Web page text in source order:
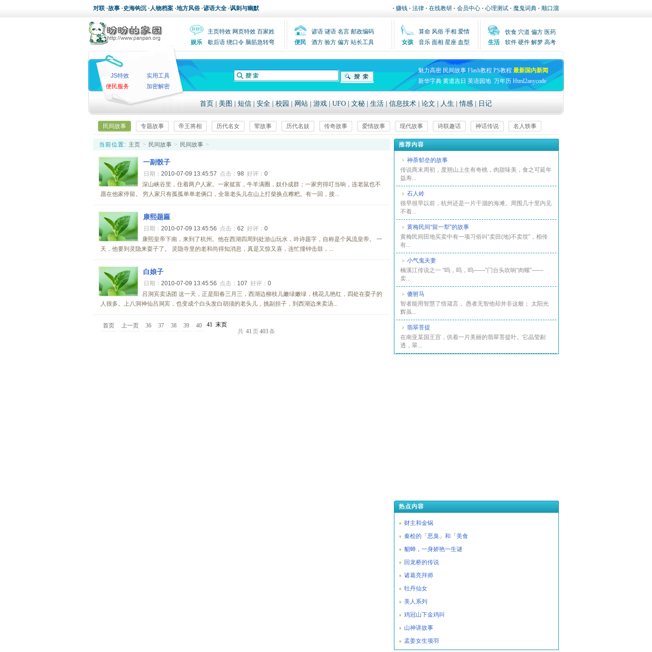
对联 ·故事 ·史海钩沉 ·人物档案 ·地方风俗 ·谚语大全 ·讽刺与幽默 · 赚钱 · 法律 · 在线教研 · 会员中心 · 心理测试 · 魔鬼词典 · 顺口溜
主页特效 网页特效 百家姓
娱乐
歇后语 绕口令 脑筋急转弯
谚语 谜语 名言 邮政编码
便民
酒方 验方 偏方 站长工具
算命 风俗 手相 爱情
女孩
音乐 面相 星座 血型
饮食 穴道 偏方 医药
生活
软件 硬件 解梦 高考
JS特效
实用工具
便民服务
加密解密
魅力高密 民间故事 Flash教程 PS教程 最新国内新闻
新华字典 黄道吉日 英语园地 万年历 Html2anycode
首页 美图 短信 安全 校园 网站 游戏 UFO 文秘 生活 信息技术 论文 人生 |情感 日记
民间故事 专题故事 帝王将相 历代名女 荤故事 历代名妓 传奇故事 爱情故事 现代故事 诗联趣话 神话传说
名人轶事
返回首页
当前位置: 主页 > 民间故事 > 民间故事 >
一副骰子
日期： 2010-07-09 13:45:57 点击： 98 好评： 0
深山峡谷里，住着两户人家。一家挺富，牛羊满圈，奴仆成群；一家穷得叮当响，连老鼠也不
愿在他家停留。 穷人家只有孤孤单单老俩口，全靠老头儿在山上打柴换点糌粑。有一回，接...
康熙题匾
日期： 2010-07-09 13:45:56 点击： 62 好评： 0
康熙皇帝下南，来到了杭州。他在西湖四周到处游山玩水，吟诗题字，自称是个风流皇帝。 一
天，他要到灵隐来耍子了。 灵隐寺里的老和尚得知消息，真是又惊又喜，连忙撞钟击鼓，...
白娘子
日期： 2010-07-09 13:45:56 点击： 107 好评： 0
吕洞宾卖汤团 这一天，正是阳春三月三，西湖边柳枝儿嫩绿嫩绿，桃花儿艳红，四处在耍子的
人很多。上八洞神仙吕洞宾，也变成个白头发白胡须的老头儿，挑副担子，到西湖边来卖汤...
首页 上一页 36 37 38 39 40 41 末页
共 41 页403条
推荐内容
神荼郁垒的故事
传说商末周初，度朔山上生有奇桃，肉甜味美，食之可延年
益寿...
石人岭
很早很早以前，杭州还是一片干涸的海滩。周围几十里内见
不着...
黄梅民间“留一犁”的故事
黄梅民间田地买卖中有一项习俗叫“卖田(地)不卖坟”，相传
有...
小气鬼夫妻
楠溪江传说之一 “呜，呜，呜——”门台头吹响“肉螺”——
卖...
傻驸马
智者能用智慧了悟箴言， 愚者无智他却并非这般； 太阳光
辉虽...
翡翠菩提
在南亚某国王宫，供着一片美丽的翡翠菩提叶。它晶莹剔
透，翠...
热点内容
财主和金锅
秦桧的「恶臭」和「美食
貂蝉，一身娇艳一生谜
回龙桥的传说
诸葛亮拜师
牡丹仙女
美人系列
鸡冠山下金鸡叫
山神讲故事
孟姜女生项羽